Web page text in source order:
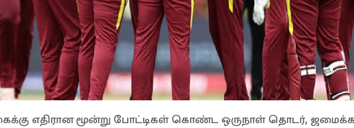
எதிரான மூன்று போட்டிகள் கொண்ட ஒருநாள் தொடர்,